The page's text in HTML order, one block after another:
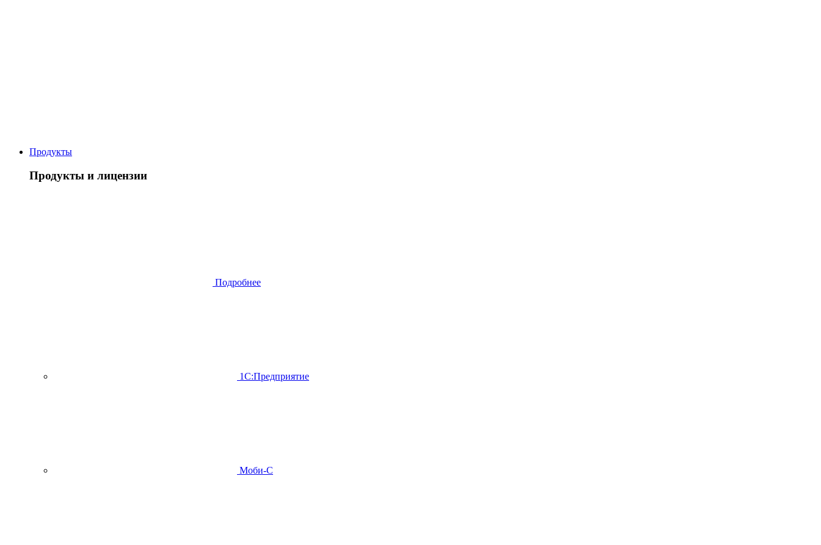
Продукты
Продукты и лицензии
Подробнее
1С:Предприятие
Моби-С